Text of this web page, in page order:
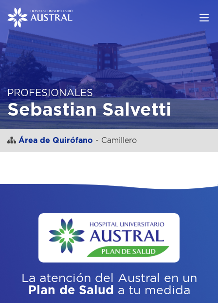
PROFESIONALES
Sebastian Salvetti
Área de Quirófano - Camillero
La atención del Austral
en un
Plan de Salud a tu medida